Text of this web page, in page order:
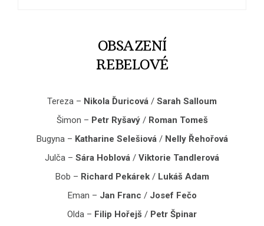
OBSAZENÍ
REBELOVÉ
Tereza – Nikola Ďuricová / Sarah Salloum
Šimon – Petr Ryšavý/ Roman Tomeš
Bugyna – Katharine Selešiová/Nelly Řehořová
Julča – Sára Hoblová / Viktorie Tandlerová
Bob – Richard Pekárek/ Lukáš Adam
Eman – Jan Franc / Josef Fečo
Olda – Filip Hořejš / Petr Špinar